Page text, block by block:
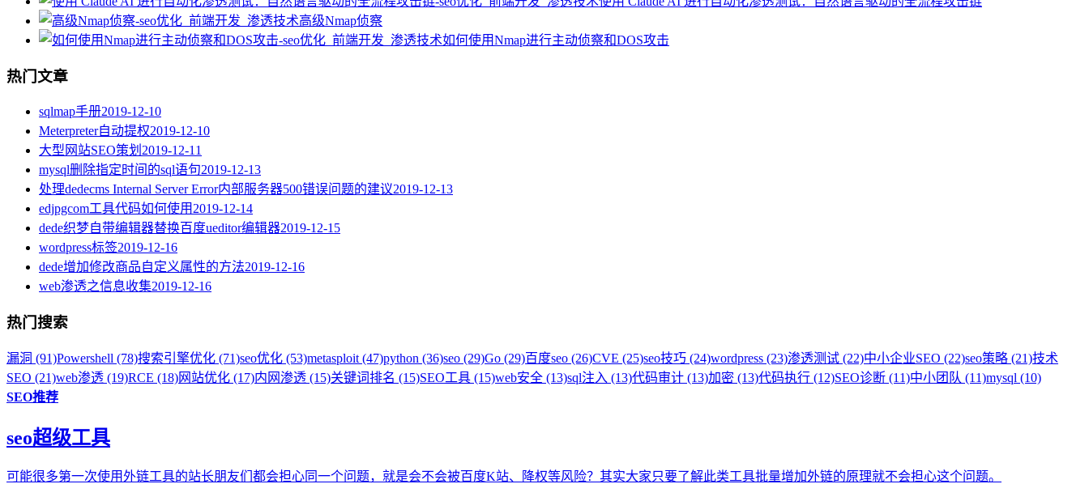
高级Nmap侦察
如何使用Nmap进行主动侦察和DOS攻击
热门文章
sqlmap手册2019-12-10
Meterpreter自动提权2019-12-10
大型网站SEO策划 2019-12-11
mysql删除指定时间的sql语句2019-12-13
处理dedecms Internal Server Error内部服务器500错误问题的建议2019-12-13
edjpgcom工具代码如何使用 2019-12-14
dede织梦自带编辑器替换百度ueditor编辑器2019-12-15
wordpress标签2019-12-16
dede增加修改商品自定义属性的方法2019-12-16
web渗透之信息收集2019-12-16
热门搜索
漏洞 (91)Powershell (78)搜索引擎优化 (71)seo优化 (53)metasploit (47)python (36)seo (29)Go (29)百度seo (26)CVE (25)seo技巧 (24)wordpress (23)渗透测试 (22)中小企业SEO (22)seo策略 (21)技术
SEO (21)web渗透 (19)RCE (18)网站优化 (17)内网渗透 (15)关键词排名 (15)SEO工具 (15)web安全 (13)sql注入 (13)代码审计 (13)加密 (13)代码执行 (12)SEO诊断 (11)中小团队 (11)mysql (10)
SEO推荐
seo超级工具
可能很多第一次使用外链工具的站长朋友们都会担心同一个问题，就是会不会被百度K站、降权等风险？其实大家只要了解此类工具批量增加外链的原理就不会担心这个问题。